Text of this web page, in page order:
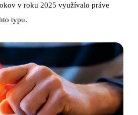
v roku 2025 využívalo práve
typu.